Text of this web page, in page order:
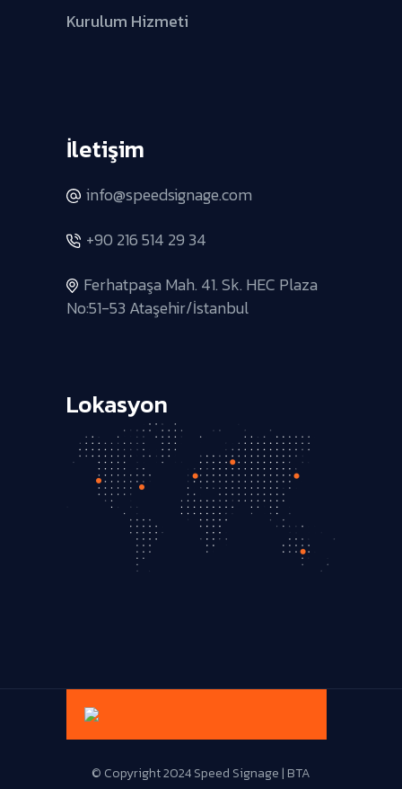
Kurulum Hizmeti
İletişim
info@speedsignage.com
+90 216 514 29 34
Ferhatpaşa Mah. 41. Sk. HEC Plaza
No:51-53 Ataşehir/İstanbul
Lokasyon
© Copyright 2024 Speed Signage | BTA